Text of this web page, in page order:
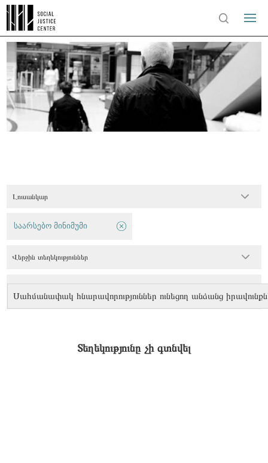
Լուսանկար
Սահմանափակ հնարավորություններ ունեցող անձանց
საარსებო მინიმუმი
Վերջին տեղեկություններ
Տեղեկությունը չի գտնվել